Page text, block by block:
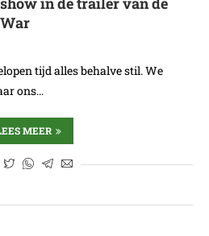
tijd alles behalve stil. We
ons…
MEER